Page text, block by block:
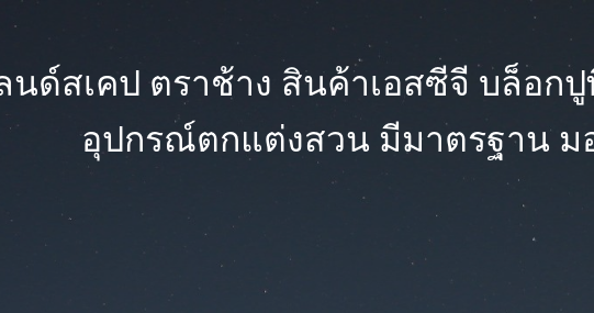
ด์สเคป ตราช้าง สินค้าเอสซีจี บล็อกปู
อุปกรณ์ตกแต่งสวน มีมาตรฐาน ม